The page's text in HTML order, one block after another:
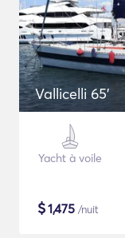
Vallicelli 65'
Yacht à voile
$1,475 /nuit